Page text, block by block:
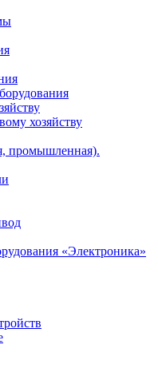
хозяйству
промышленная).
«Электроника»